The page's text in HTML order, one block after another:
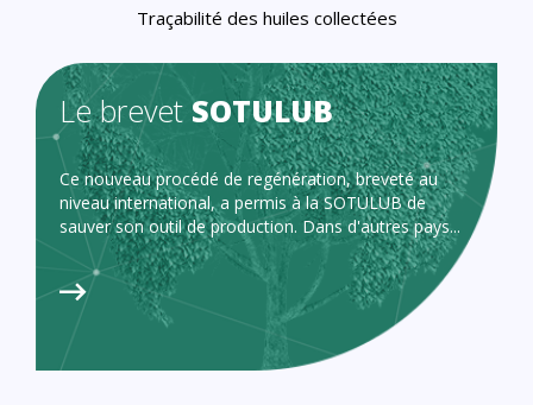
Traçabilité des huiles collectées
Le brevet SOTULUB
Ce nouveau procédé de regénération, breveté au
niveau international, a permis à la SOTULUB de
sauver son outil de production. Dans d'autres pays...